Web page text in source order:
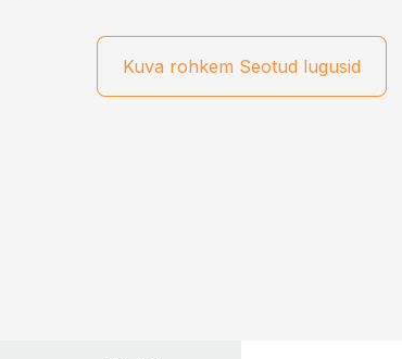
Kuva rohkem Seotud lugusid